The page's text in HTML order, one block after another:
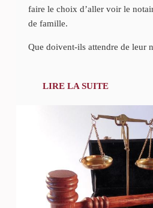
faire le choix d’aller voir le
de famille.
Que doivent-ils attendre de leur
LIRE LA SUITE